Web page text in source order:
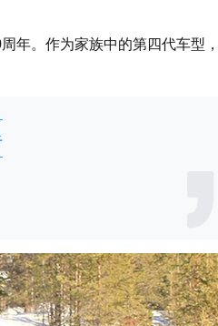
年。作为家族中的第四代车型